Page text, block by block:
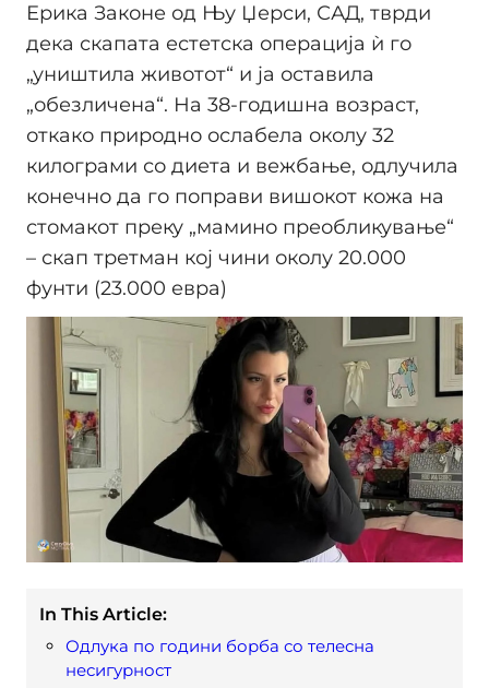
Ерика Законе од Њу Џерси, САД, тврди
дека скапата естетска операција ѝ го
„уништила животот“ и ја оставила
„обезличена“. На 38-годишна возраст,
откако природно ослабела околу 32
килограми со диета и вежбање, одлучила
конечно да го поправи вишокот кожа на
стомакот преку „мамино преобликување“
– скап третман кој чини околу 20.000
фунти (23.000 евра)
In This Article:
Одлука по години борба со телесна
несигурност